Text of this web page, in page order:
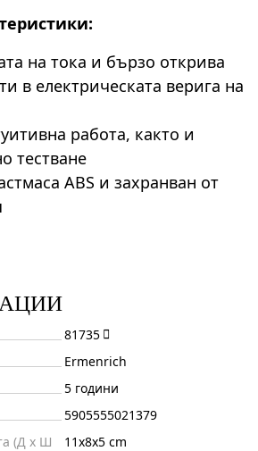
на тока и бързо открива
в електрическата верига на
работа, както и
тестване
ABS и захранван от
81735
Ermenrich
5 години
5905555021379
(Д x Ш
11x8x5 cm